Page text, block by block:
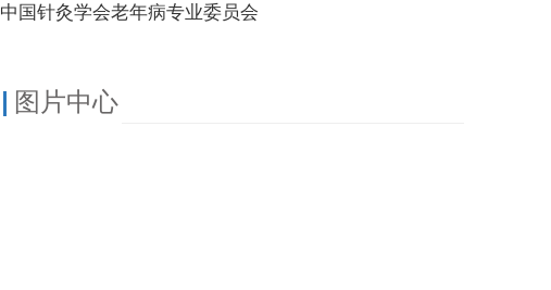
中国针灸学会老年病专业委员会
图片中心